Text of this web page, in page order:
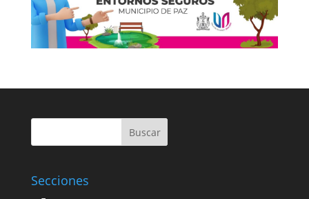
Buscar
Secciones